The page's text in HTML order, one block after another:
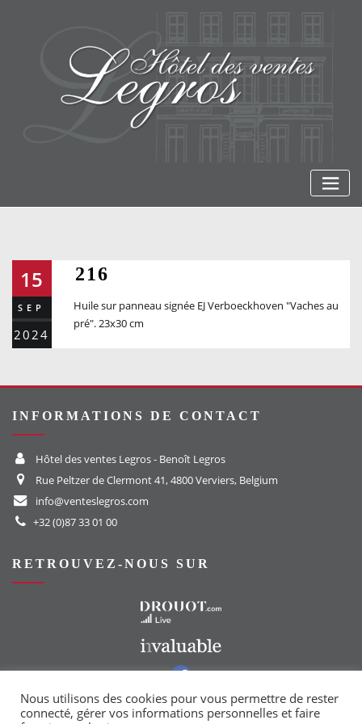
15
SEP
2024
216
Huile sur panneau signée EJ Verboeckhoven "Vaches au
pré". 23x30 cm
INFORMATIONS DE CONTACT
Hôtel des ventes Legros - Benoît Legros
Rue Peltzer de Clermont 41, 4800 Verviers, Belgium
info@venteslegros.com
+32 (0)87 33 01 00
RETROUVEZ-NOUS SUR
Vers notre groupe Facebook
Nous utilisons des cookies pour vous permettre de rester
connecté, gérer vos informations personnelles et faire